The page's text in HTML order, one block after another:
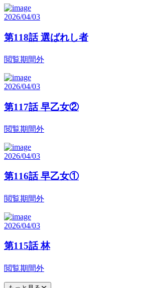
2026/04/03
第118話 選ばれし者
閲覧期間外
2026/04/03
第117話 早乙女②
閲覧期間外
2026/04/03
第116話 早乙女①
閲覧期間外
2026/04/03
第115話 林
閲覧期間外